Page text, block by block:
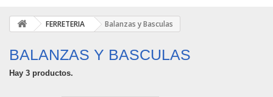
FERRETERIA Balanzas y Basculas
BALANZAS Y BASCULAS
Hay 3 productos.